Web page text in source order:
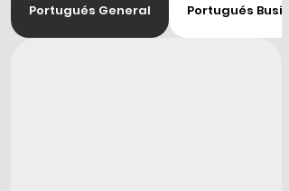
Portugués General Portugués